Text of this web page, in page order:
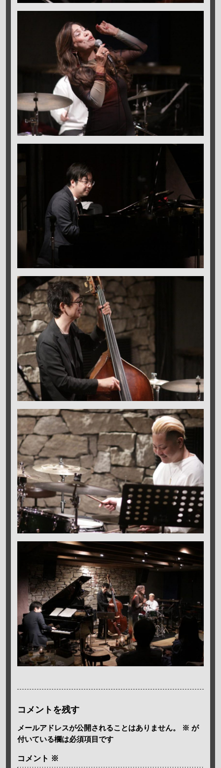
コメントを残す
メールアドレスが公開されることはありません。 ※ が
付いている欄は必須項目です
コメント ※